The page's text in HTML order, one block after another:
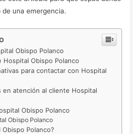
una emergencia.
Obispo Polanco
Obispo Polanco
para contactar con Hospital
atención al cliente Hospital
Obispo Polanco
Obispo Polanco
Polanco?